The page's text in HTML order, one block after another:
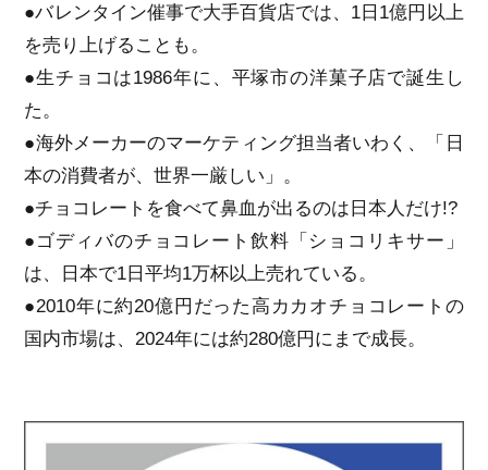
●バレンタイン催事で大手百貨店では、1日1億円以上
を売り上げることも。
●生チョコは1986年に、平塚市の洋菓子店で誕生し
た。
●海外メーカーのマーケティング担当者いわく、「日
本の消費者が、世界一厳しい」。
●チョコレートを食べて鼻血が出るのは日本人だけ!?
●ゴディバのチョコレート飲料「ショコリキサー」
は、日本で1日平均1万杯以上売れている。
●2010年に約20億円だった高カカオチョコレートの
国内市場は、2024年には約280億円にまで成長。